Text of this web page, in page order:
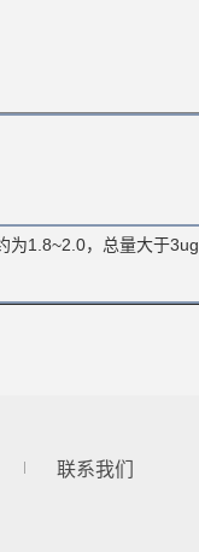
为1.8~2.0，总量大于3ug
联系我们